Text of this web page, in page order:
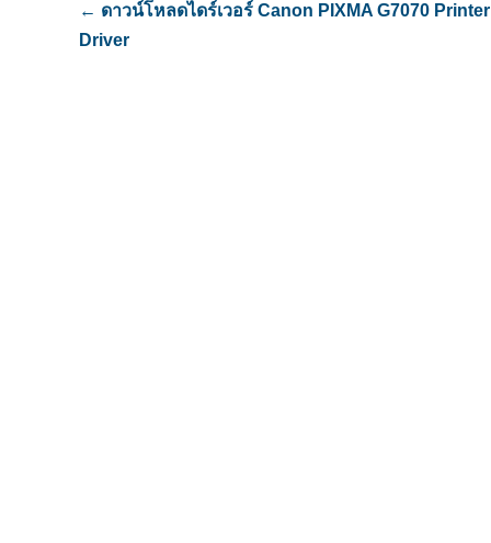
← ดาวน์โหลดไดร์เวอร์ Canon PIXMA G7070 Printer
Driver